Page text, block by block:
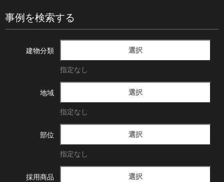
事例を検索する
建物分類 選択
指定なし
地域 選択
指定なし
部位 選択
指定なし
採用商品 選択